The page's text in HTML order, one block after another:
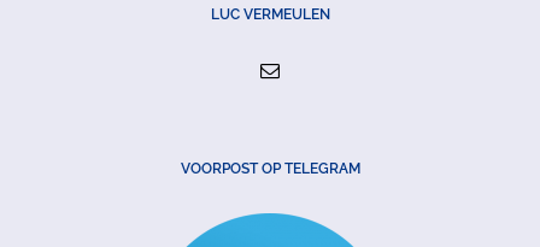
LUC VERMEULEN
VOORPOST OP TELEGRAM